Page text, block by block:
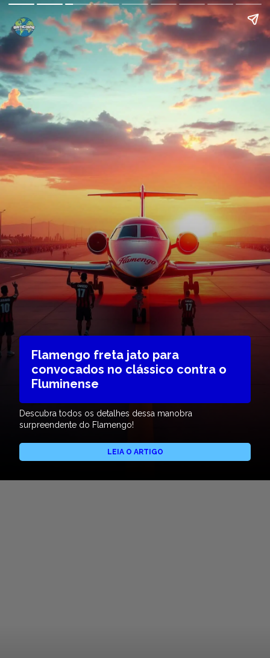
Flamengo freta jato para
convocados no clássico contra o
Fluminense
Descubra todos os detalhes dessa manobra
surpreendente do Flamengo!
LEIA O ARTIGO